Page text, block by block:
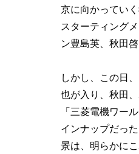
京に向かってい
スターティング
ン豊島英、秋田
しかし、この日
也が入り、秋田
「三菱電機ワー
インナップだっ
景は、明らかに